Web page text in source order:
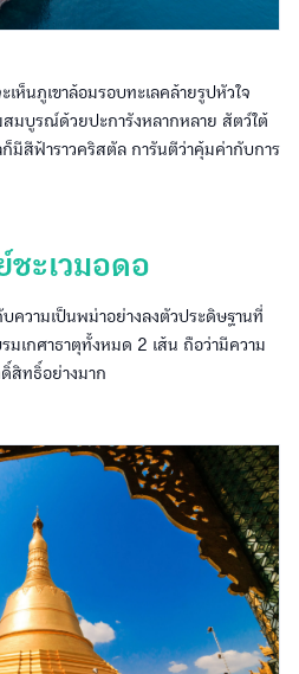
ห็นภูเขาล้อมรอบทะเลคล้ายรูปหัวใจ
สมบูรณ์ด้วยปะการังหลากหลาย สัตว์ใต้
มีสีฟ้าราวคริสตัล การันตีว่าคุ้มค่ากับการ
ชะเวมอดอ
วามเป็นพม่าอย่างลงตัวประดิษฐานที่
มเกศาธาตุทั้งหมด 2 เส้น ถือว่ามีความ
สิทธิ์อย่างมาก